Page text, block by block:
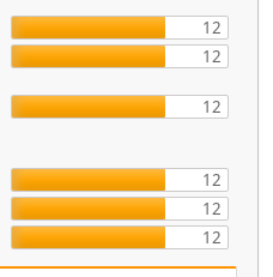
12
12
12
12
12
12